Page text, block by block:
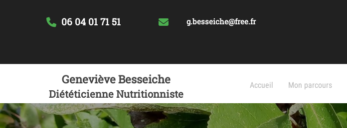
06 04 01 71 51 g.besseiche@free.fr
Geneviève Besseiche
Diététicienne Nutritionniste
Accueil Mon parcours